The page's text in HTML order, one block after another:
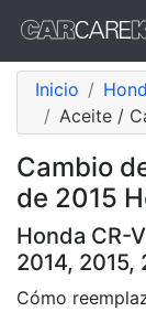
Inicio
Aceite /
Cambio
de 2015
Honda CR-
2014, 2015,
Cómo